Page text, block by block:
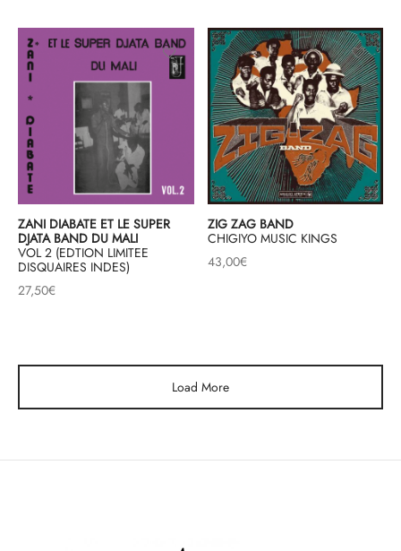
ZANI DIABATE ET LE SUPER
DJATA BAND DU MALI
VOL 2 (EDTION LIMITEE
DISQUAIRES INDES)
27,50€
ZIG ZAG BAND
CHIGIYO MUSIC KINGS
43,00€
Load More